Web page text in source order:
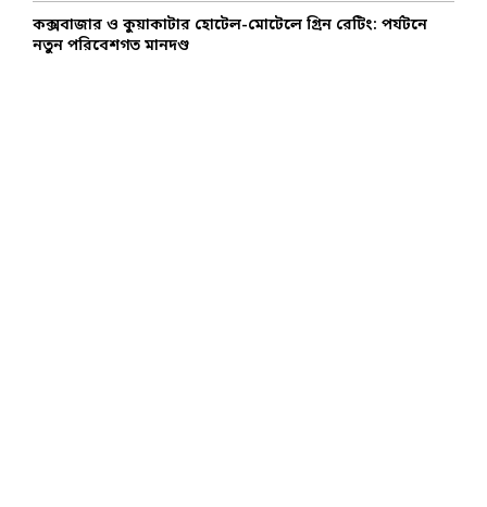
কক্সবাজার ও কুয়াকাটার হোটেল-মোটেলে গ্রিন রেটিং: পর্যটনে
নতুন পরিবেশগত মানদণ্ড